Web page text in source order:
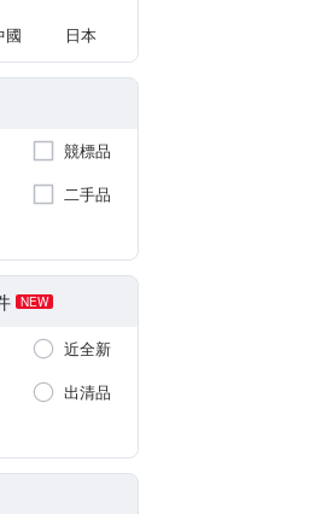
國 日本
競標品
二手品
NEW
近全新
出清品